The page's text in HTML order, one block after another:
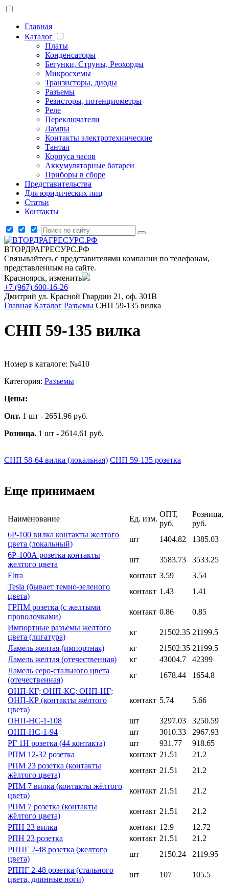
Главная
Каталог
Платы
Конденсаторы
Бегунки, Струны, Реохорды
Микросхемы
Транзисторы, диоды
Разъемы
Резисторы, потенциометры
Реле
Переключатели
Лампы
Контакты электротехнические
Тантал
Корпуса часов
Аккумуляторные батареи
Приборы в сборе
Представительства
Для юридических лиц
Статьи
Контакты
ВТОРДРАГРЕСУРС.РФ
Связывайтесь с представителями компании по телефонам,
представленным на сайте.
Красноярск, изменить
+7 (967) 600-16-26
Дмитрий ул. Красной Гвардии 21, оф. 301В
Главная Каталог Разъемы СНП 59-135 вилка
СНП 59-135 вилка
Номер в каталоге: №410
Категория: Разъемы
Цены:
Опт. 1 шт - 2651.96 руб.
Розница. 1 шт - 2614.61 руб.
СНП 58-64 вилка (локальная) СНП 59-135 розетка
Еще принимаем
Наименование Ед. изм.
ОПТ,
руб.
Розница,
руб.
6Р-100 вилка контакты желтого
цвета (локальный)
шт 1404.82
1385.03
6Р-100А розетка контакты
желтого цвета
шт 3583.73
3533.25
Eltra
контакт 3.59
3.54
Tesla (бывает темно-зеленого
цвета)
контакт 1.43
1.41
ГРПМ розетка (с желтыми
проволочками)
контакт 0.86
0.85
Импортные разъемы желтого
цвета (лигатура)
кг 21502.35 21199.5
Ламель желтая (импортная)
кг 21502.35 21199.5
Ламель желтая (отечественная)
кг 43004.7
42399
Ламель серо-стального цвета
(отечественная)
кг 1678.44
1654.8
ОНП-КГ; ОНП-КС; ОНП-НГ;
ОНП-КР (контакты жёлтого
цвета)
контакт 5.74 5.66
ОНП-НС-1-108 шт 3297.03
3250.59
ОНП-НС-1-94
шт 3010.33
2967.93
РГ 1Н розетка (44 контакта)
шт 931.77
918.65
РПМ 12-32 розетка
контакт 21.51
21.2
РПМ 23 розетка (контакты
жёлтого цвета)
контакт 21.51
21.2
РПМ 7 вилка (контакты жёлтого
цвета)
контакт 21.51
21.2
РПМ 7 розетка (контакты
жёлтого цвета)
контакт 21.51
21.2
РПН 23 вилка
контакт 12.9
12.72
РПН 23 розетка
контакт 21.51
21.2
РППГ 2-48 розетка (желтого
цвета)
шт 2150.24
2119.95
РППГ 2-48 розетка (стального
цвета, длинные ноги)
шт 107
105.5